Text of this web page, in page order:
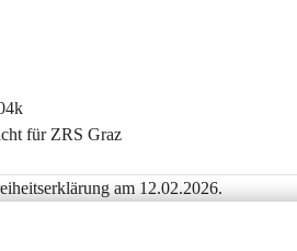
für ZRS Graz
am 12.02.2026.